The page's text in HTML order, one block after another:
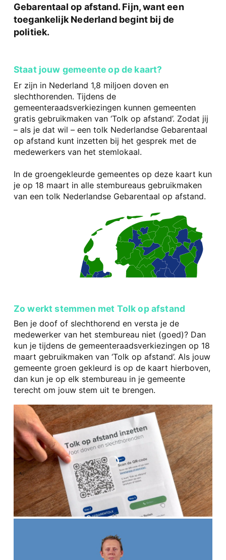
Gebarentaal op afstand. Fijn, want een
toegankelijk Nederland begint bij de
politiek.
Staat jouw gemeente op de kaart?
Er zijn in Nederland 1,8 miljoen doven en
slechthorenden. Tijdens de
gemeenteraadsverkiezingen kunnen gemeenten
gratis gebruikmaken van ‘Tolk op afstand’. Zodat jij
– als je dat wil – een tolk Nederlandse Gebarentaal
op afstand kunt inzetten bij het gesprek met de
medewerkers van het stemlokaal.
In de groengekleurde gemeentes op deze kaart kun
je op 18 maart in alle stembureaus gebruikmaken
van een tolk Nederlandse Gebarentaal op afstand.
Zo werkt stemmen met Tolk op afstand
Ben je doof of slechthorend en versta je de
medewerker van het stembureau niet (goed)? Dan
kun je tijdens de gemeenteraadsverkiezingen op 18
maart gebruikmaken van ‘Tolk op afstand’. Als jouw
gemeente groen gekleurd is op de kaart hierboven,
dan kun je op elk stembureau in je gemeente
terecht om jouw stem uit te brengen.